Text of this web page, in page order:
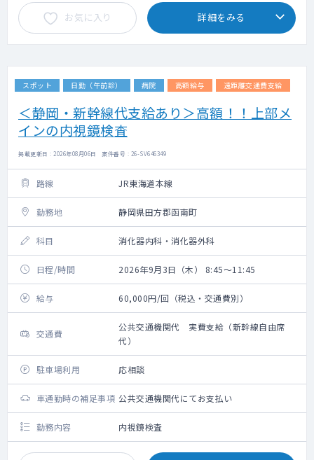
お気に入り 詳細をみる
スポット 日勤（午前診） 病院 高額給与 遠距離交通費支給
＜静岡・新幹線代支給あり＞高額！！上部メ
インの内視鏡検査
掲載更新日 : 2026年08月06日 案件番号 : 26-SV646349
路線 JR東海道本線
勤務地 静岡県田方郡函南町
科目 消化器内科・消化器外科
日程/時間 2026年9月3日（木） 8:45～11:45
給与 60,000円/回（税込・交通費別）
交通費
公共交通機関代 実費支給（新幹線自由席
代）
駐車場利用 応相談
車通勤時の補足事項 公共交通機関代にてお支払い
勤務内容 内視鏡検査